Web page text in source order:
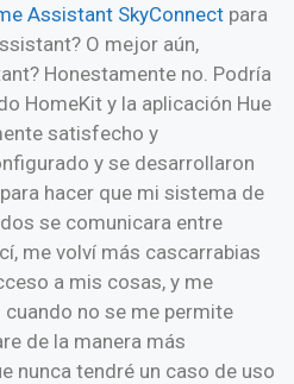
Assistant SkyConnect para
O mejor aún,
Honestamente no. Podría
HomeKit y la aplicación Hue
satisfecho y
y se desarrollaron
hacer que mi sistema de
se comunicara entre
me volví más cascarrabias
a mis cosas, y me
no se me permite
de la manera más
nunca tendré un caso de uso